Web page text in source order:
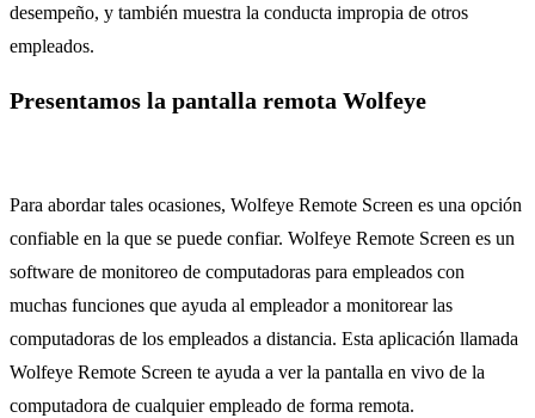
desempeño, y también muestra la conducta impropia de otros
empleados.
Presentamos la pantalla remota Wolfeye
Para abordar tales ocasiones, Wolfeye Remote Screen es una opción
confiable en la que se puede confiar. Wolfeye Remote Screen es un
software de monitoreo de computadoras para empleados con
muchas funciones que ayuda al empleador a monitorear las
computadoras de los empleados a distancia. Esta aplicación llamada
Wolfeye Remote Screen te ayuda a ver la pantalla en vivo de la
computadora de cualquier empleado de forma remota.